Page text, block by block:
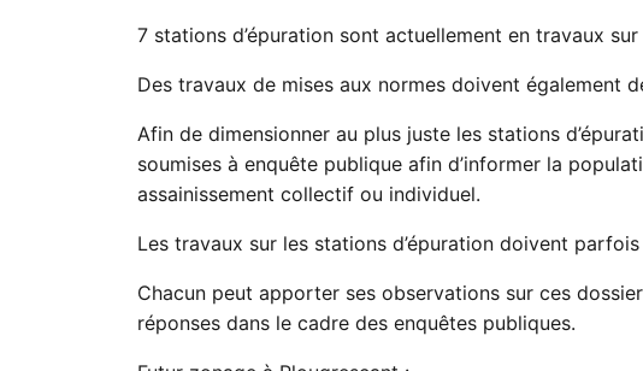
7 stations d’épuration sont actuellement en travaux
Des travaux de mises aux normes doivent également
Afin de dimensionner au plus juste les stations
soumises à enquête publique afin d’informer la
assainissement collectif ou individuel.
Les travaux sur les stations d’épuration doivent
Chacun peut apporter ses observations sur ces
réponses dans le cadre des enquêtes publiques.